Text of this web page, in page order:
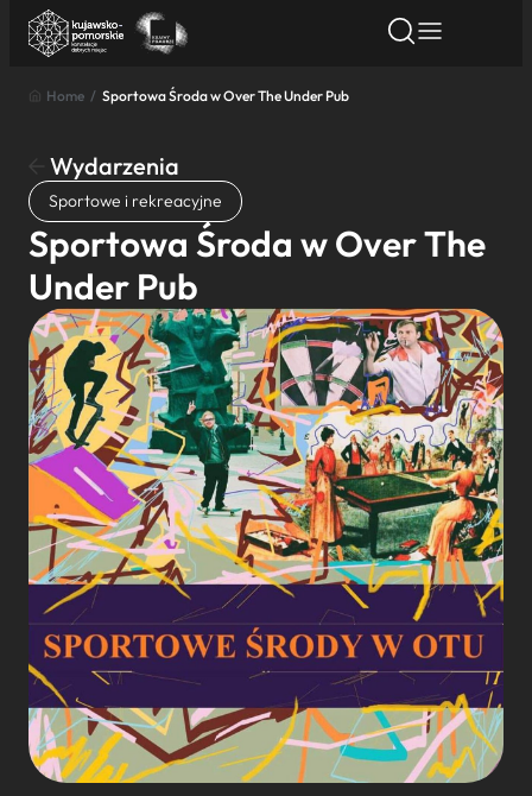
Znajdź atrakcję
Nazwa atrakcji
Miasto
Kategoria
Wyszukaj
Home / Sportowa Środa w Over The Under Pub
Wydarzenia
Sportowe i rekreacyjne
Sportowa Środa w Over The
Under Pub